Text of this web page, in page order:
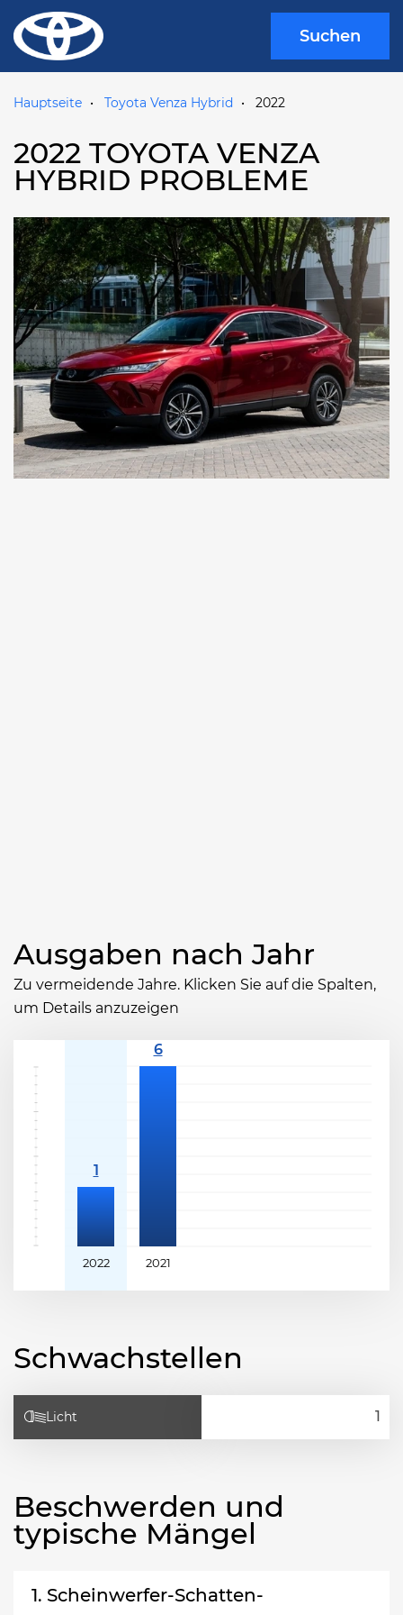
Suchen
Hauptseite Toyota Venza Hybrid 2022
2022 TOYOTA VENZA
HYBRID PROBLEME
Ausgaben nach Jahr
Zu vermeidende Jahre. Klicken Sie auf die Spalten,
um Details anzuzeigen
2022 2021
Schwachstellen
Licht
Beschwerden und
typische Mängel
1. Scheinwerfer-Schatten-